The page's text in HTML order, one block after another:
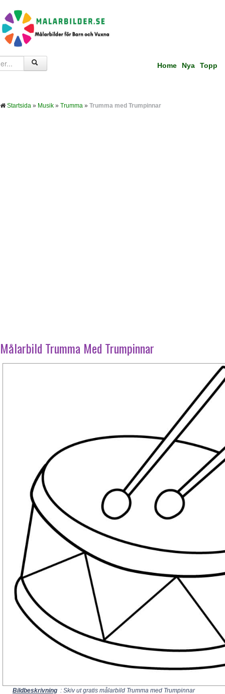
Home Nya Topp
Startsida » Musik » Trumma » Trumma med Trumpinnar
Målarbild Trumma Med Trumpinnar
Bildbeskrivning : Skiv ut gratis målarbild Trumma med Trumpinnar